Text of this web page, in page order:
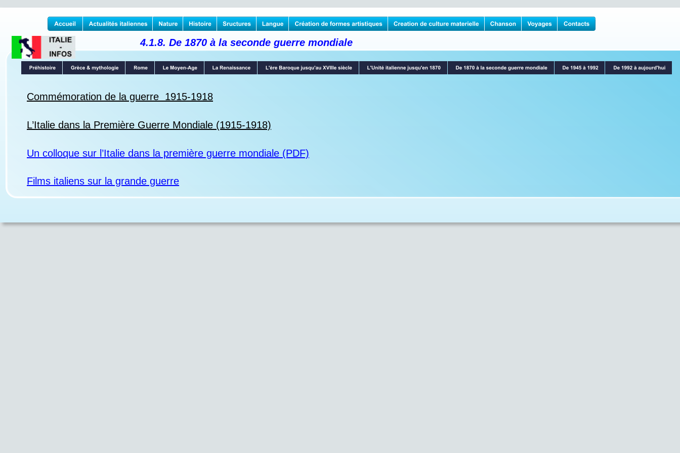
4.1.8. De 1870 à la seconde guerre mondiale
Commémoration de la guerre  1915-1918
L’Italie dans la Première Guerre Mondiale (1915-1918)
Un colloque sur l’Italie dans la première guerre mondiale (PDF)
Films italiens sur la grande guerre